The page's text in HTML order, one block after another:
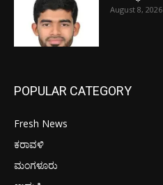
August 8, 2026
POPULAR CATEGORY
Fresh News
ಕರಾವಳಿ
ಮಂಗಳೂರು